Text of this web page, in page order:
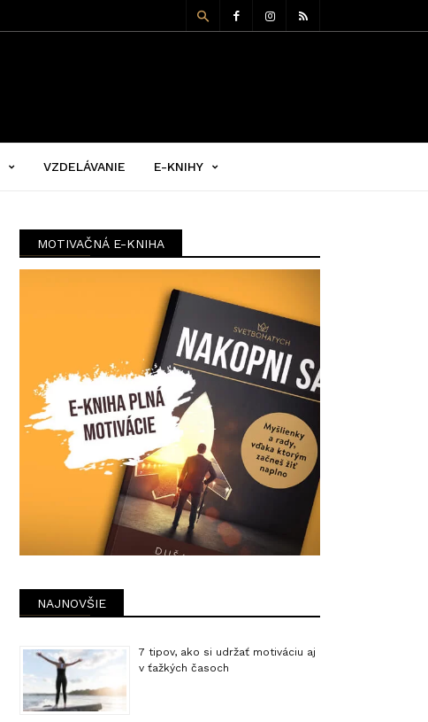
VZDELÁVANIE E-KNIHY
MOTIVAČNÁ E-KNIHA
NAJNOVŠIE
7 tipov, ako si udržať motiváciu aj
v ťažkých časoch